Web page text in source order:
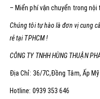
– Miển phí vận chuyển trong nội
Chúng tôi tự hào là đơn vị cung
rẻ tại TPHCM !
CÔNG TY TNHH HÙNG THUẬN
Địa Chỉ: 36/7C,Đồng Tâm, Ấp
Hotline: 0939 353 646